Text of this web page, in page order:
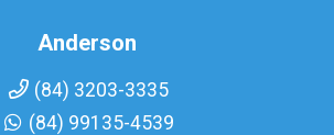
Anderson
(84) 3203-3335
(84) 99135-4539